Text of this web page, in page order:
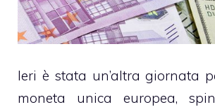
Ieri è stata un’altra giornata
moneta unica europea,